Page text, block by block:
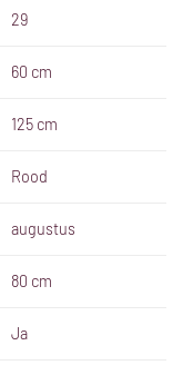
29
60 cm
125 cm
Rood
augustus
80 cm
Ja